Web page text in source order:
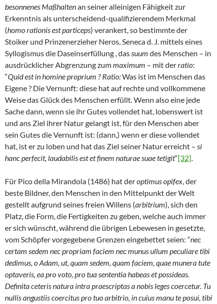
besonnenes Maßhaltenan seiner alleinigen Fähigkeit zur
Erkenntnis als unterscheidend-qualifizierendem Merkmal
(homo rationis est particeps) verankert, so bestimmte der
Stoiker und Prinzenerzieher Neros, Seneca d. J. mittels eines
Syllogismus die Daseinserfüllung , dassuum des Menschen – in
ausdrücklicher Abgrenzung zummaximum – mit derratio:
“Quid est in homine proprium ? Ratio:Was ist im Menschen das
Eigene ? Die Vernunft: diese hat auf rechte und vollkommene
Weise das Glück des Menschen erfüllt. Wenn also eine jede
Sache dann, wenn sie ihr Gutes vollendet hat, lobenswert ist
und ans Ziel ihrer Natur gelangt ist, für den Menschen aber
sein Gutes die Vernunft ist: (dann,) wenn er diese vollendet
hat, ist er zu loben und hat das Ziel seiner Natur erreicht – si
hanc perfecit, laudabilis est et finem naturae suae tetigit“[32].
Für Pico della Mirandola (1486) hat deroptimus opifex, der
beste Bildner, den Menschen in den Mittelpunkt der Welt
gestellt aufgrund seines freien Willens (arbitrium), sich den
Platz, die Form, die Fertigkeiten zu geben, welche auch immer
er sich wünscht, während die übrigen Lebewesen in gesetzte,
vom Schöpfer vorgegebene Grenzen eingebettet seien: “nec
certam sedem nec propriam faciem nec munus ullum peculiare tibi
dedimus, o Adam, ut, quam sedem, quam faciem, quae munera tute
optaveris, ea pro voto, pro tua sententia habeas et possideas.
Definita ceteris natura intra praescriptas a nobis leges coercetur. Tu
nullis angustiis coercitus pro tuo arbitrio, in cuius manu te posui, tibi